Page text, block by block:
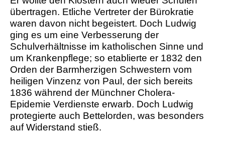
übertragen. Etliche Vertreter der Bürokratie
waren davon nicht begeistert. Doch Ludwig
ging es um eine Verbesserung der
Schulverhältnisse im katholischen Sinne und
um Krankenpflege; so etablierte er 1832 den
Orden der Barmherzigen Schwestern vom
heiligen Vinzenz von Paul, der sich bereits
1836 während der Münchner Cholera-
Epidemie Verdienste erwarb. Doch Ludwig
protegierte auch Bettelorden, was besonders
auf Widerstand stieß.